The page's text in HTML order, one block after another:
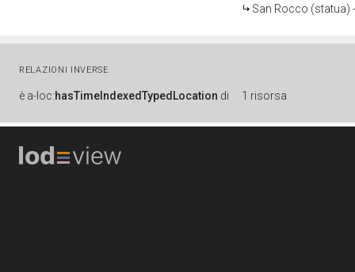
San Rocco (statua)
RELAZIONI INVERSE
è a-loc:hasTimeIndexedTypedLocation di 1 risorsa